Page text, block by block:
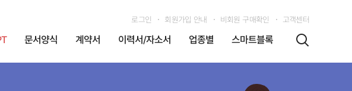
문서양식 계약서 이력서/자소서 업종별 스마트블록
로그인 회원가입 안내 비회원 구매확인 고객센터